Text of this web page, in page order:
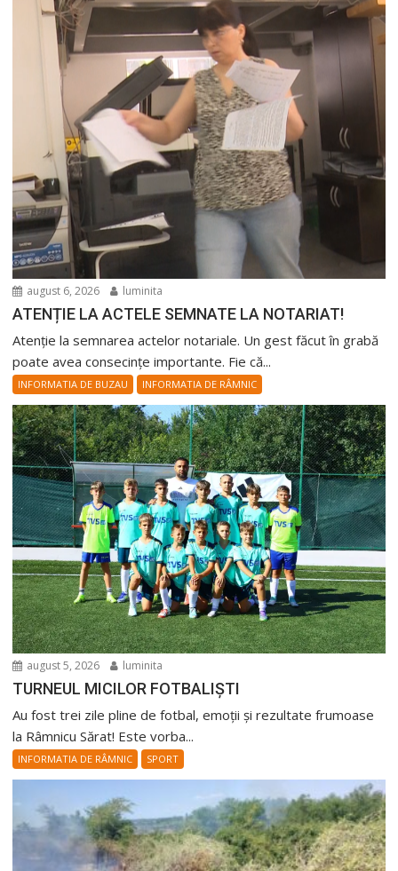
august 6, 2026 luminita
ATENȚIE LA ACTELE SEMNATE LA NOTARIAT!
Atenție la semnarea actelor notariale. Un gest făcut în grabă
poate avea consecințe importante. Fie că...
INFORMATIA DE BUZAU INFORMATIA DE RÂMNIC
august 5, 2026 luminita
TURNEUL MICILOR FOTBALIȘTI
Au fost trei zile pline de fotbal, emoții și rezultate frumoase
la Râmnicu Sărat! Este vorba...
INFORMATIA DE RÂMNIC SPORT